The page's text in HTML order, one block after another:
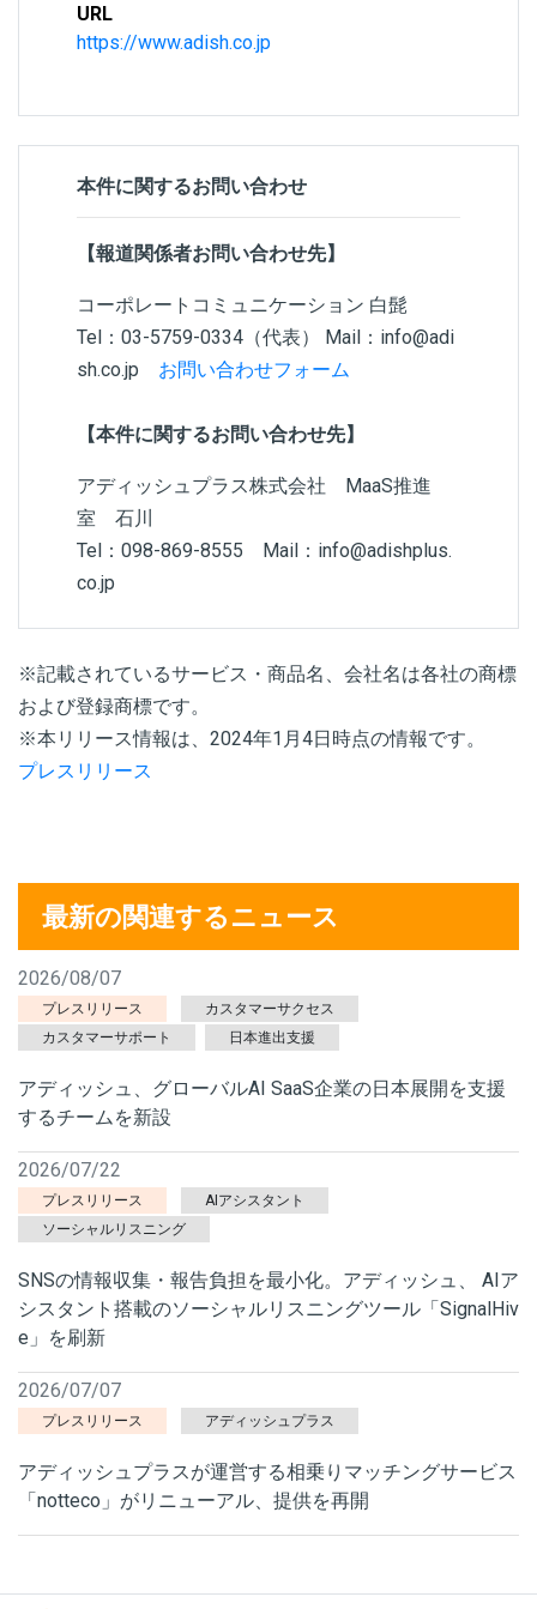
URL
https://www.adish.co.jp
本件に関するお問い合わせ
【報道関係者お問い合わせ先】
コーポレートコミュニケーション 白髭
Tel：03-5759-0334（代表） Mail：info@adi
sh.co.jp お問い合わせフォーム
【本件に関するお問い合わせ先】
アディッシュプラス株式会社 MaaS推進
室 石川
Tel：098-869-8555 Mail：info@adishplus.
co.jp
※記載されているサービス・商品名、会社名は各社の商標
および登録商標です。
※本リリース情報は、2024年1月4日時点の情報です。
プレスリリース
最新の関連するニュース
2026/08/07
プレスリリース
カスタマーサクセス
カスタマーサポート
日本進出支援
アディッシュ、グローバルAI SaaS企業の日本展開を支援
するチームを新設
2026/07/22
プレスリリース
AIアシスタント
ソーシャルリスニング
SNSの情報収集・報告負担を最小化。アディッシュ、 AIア
シスタント搭載のソーシャルリスニングツール「SignalHiv
e」を刷新
2026/07/07
プレスリリース アディッシュプラス
アディッシュプラスが運営する相乗りマッチングサービス
「notteco」がリニューアル、提供を再開